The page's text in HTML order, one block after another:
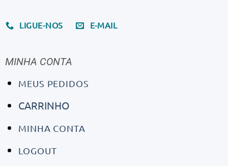
LIGUE-NOS E-MAIL
MINHA CONTA
MEUS PEDIDOS
CARRINHO
MINHA CONTA
LOGOUT